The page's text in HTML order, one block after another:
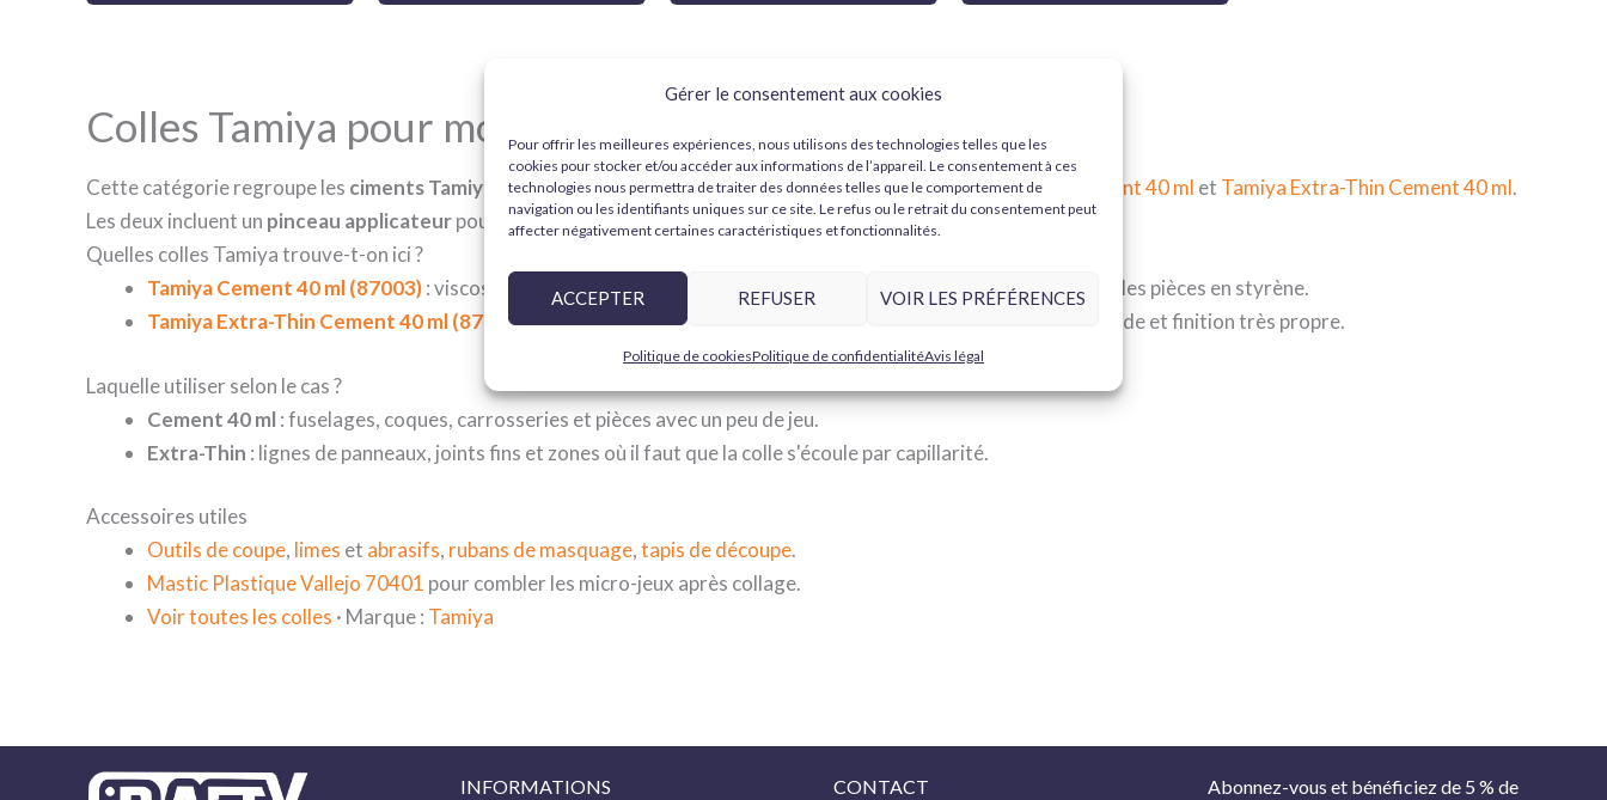
Gérer le consentement aux cookies
Pour offrir les meilleures expériences, nous utilisons des technologies telles que les
cookies pour stocker et/ou accéder aux informations de l’appareil. Le consentement à ces
technologies nous permettra de traiter des données telles que le comportement de
navigation ou les identifiants uniques sur ce site. Le refus ou le retrait du consentement peut
affecter négativement certaines caractéristiques et fonctionnalités.
ACCEPTER REFUSER VOIR LES PRÉFÉRENCES
Politique de cookiesPolitique de confidentialitéAvis légal
Colles Tamiya pour modélisme et figurines
Cette catégorie regroupe les ciments Tamiya les plus utilisés sur les maquettes en plastique (styrène) :Tamiya Cement 40 ml et Tamiya Extra-Thin Cement 40 ml.
Les deux incluent un pinceau applicateurpour des collages précis et propres.
Quelles colles Tamiya trouve-t-on ici ?
Tamiya Cement 40 ml (87003): viscosité standard pour le montage général ; crée une soudure chimique entre les pièces en styrène.
Tamiya Extra-Thin Cement 40 ml (87038): super fluide pour la sur des joints bien ajustés ; prise rapide et finition très propre.
Laquelle utiliser selon le cas ?
Cement 40 ml : fuselages, coques, carrosseries et pièces avec un peu de jeu.
Extra-Thin : lignes de panneaux, joints fins et zones où il faut que la colle s'écoule par capillarité.
Accessoires utiles
Outils de coupe, limes et abrasifs, rubans de masquage,tapis de découpe.
Mastic Plastique Vallejo 70401 pour combler les micro-jeux après collage.
Voir toutes les colles · Marque : Tamiya
INFORMATIONS CONTACT Abonnez-vous et bénéficiez de 5 % de